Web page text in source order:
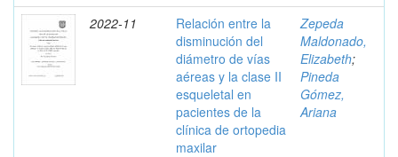
2022-11
Relación entre la
disminución del
diámetro de vías
aéreas y la clase II
esqueletal en
pacientes de la
clínica de ortopedia
maxilar
Zepeda
Maldonado,
Elizabeth;
Pineda
Gómez,
Ariana